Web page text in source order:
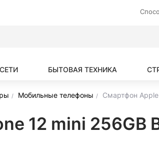
БЫТОВАЯ ТЕХНИКА
Мобильные телефоны Смартфон
12 mini 256GB